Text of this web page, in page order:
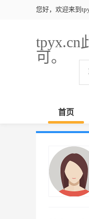
您好，欢迎来到
tpyx.cn
可。
首页